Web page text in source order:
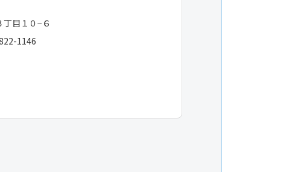
丁目１０−６
1146